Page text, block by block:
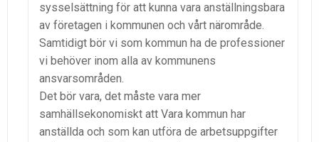
sysselsättning för att kunna vara anställningsbara
av företagen i kommunen och vårt närområde.
Samtidigt bör vi som kommun ha de professioner
vi behöver inom alla av kommunens
ansvarsområden.
Det bör vara, det måste vara mer
samhällsekonomiskt att Vara kommun har
anställda och som kan utföra de arbetsuppgifter